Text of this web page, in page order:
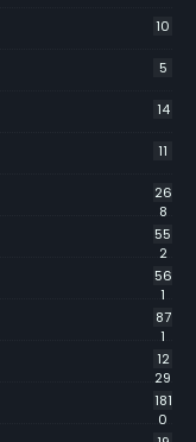
10
5
14
11
26
8
55
2
56
1
87
1
12
29
181
0